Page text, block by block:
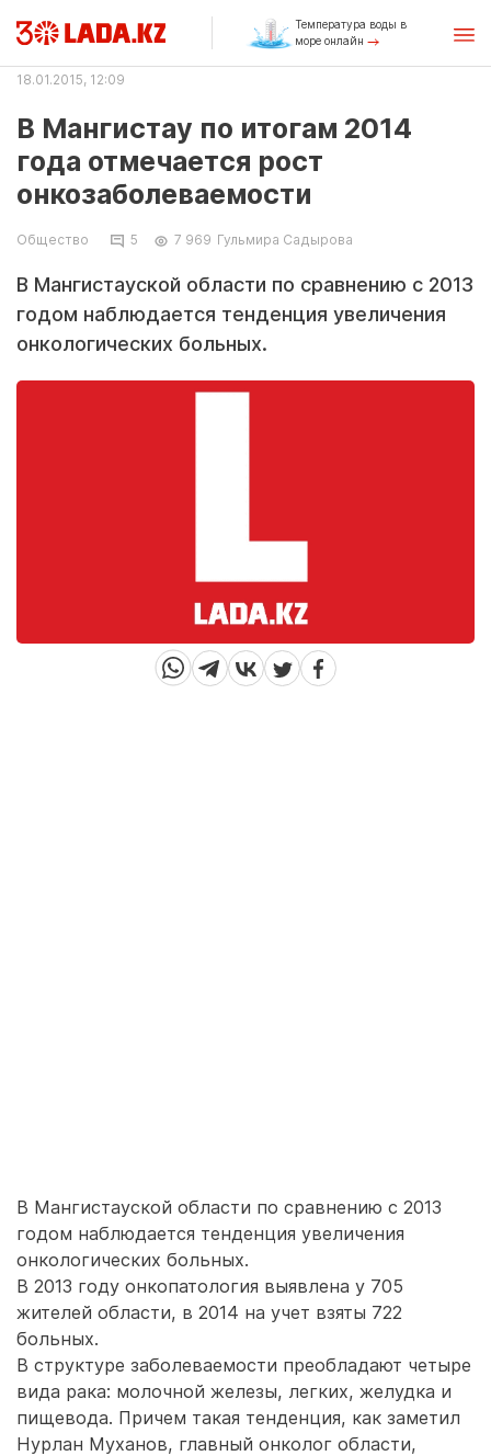
Температура воды в
море онлайн
18.01.2015, 12:09
В Мангистау по итогам 2014
года отмечается рост
онкозаболеваемости
Общество 5 7 969 Гульмира Садырова
В Мангистауской области по сравнению с 2013
годом наблюдается тенденция увеличения
онкологических больных.
В Мангистауской области по сравнению с 2013
годом наблюдается тенденция увеличения
онкологических больных.
В 2013 году онкопатология выявлена у 705
жителей области, в 2014 на учет взяты 722
больных.
В структуре заболеваемости преобладают четыре
вида рака: молочной железы, легких, желудка и
пищевода. Причем такая тенденция, как заметил
Нурлан Муханов, главный онколог области,